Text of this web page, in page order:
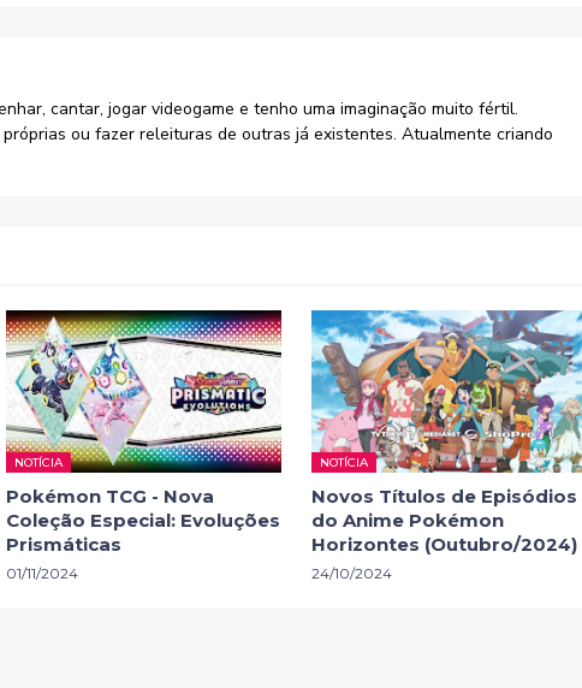
cantar, jogar videogame e tenho uma imaginação muito fértil.
ou fazer releituras de outras já existentes. Atualmente criando
NOTÍCIA
Pokémon TCG - Nova
Coleção Especial: Evoluções
Prismáticas
01/11/2024
NOTÍCIA
Novos Títulos de Episódios
do Anime Pokémon
Horizontes (Outubro/2024)
24/10/2024